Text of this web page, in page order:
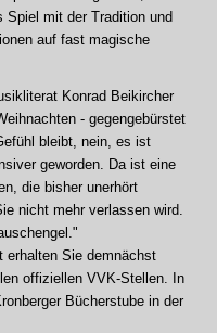
Spiel mit der Tradition und
auf fast magische
Konrad Beikircher
- gegengebürstet
bleibt, nein, es ist
geworden. Da ist eine
die bisher unerhört
nicht mehr verlassen wird.
erhalten Sie demnächst
offiziellen VVK-Stellen. In
Bücherstube in der